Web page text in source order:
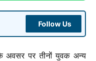
Follow Us
अवसर पर तीनों युवक अन्य